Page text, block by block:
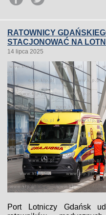
RATOWNICY
STACJONOWAĆ NA
14 lipca 2025
Port Lotniczy Gdańsk